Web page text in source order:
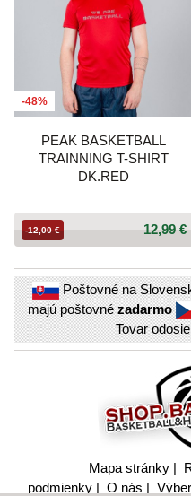
-48%
PEAK BASKETBALL
TRAINNING T-SHIRT
DK.RED
12,99 €
-12,00 €
Poštovné na
majú poštovnézadarmo
Tovar
Mapa stránky |
podmienky | O nás |